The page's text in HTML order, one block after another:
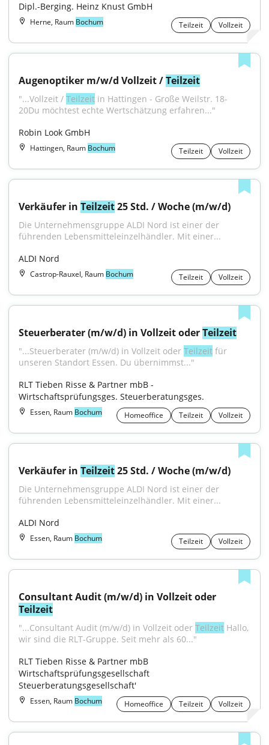
Dipl.-Berging. Heinz Knust GmbH
Herne, Raum Bochum Teilzeit Vollzeit
Augenoptiker m/w/d Vollzeit / Teilzeit
"...Vollzeit / Teilzeit in Hattingen - Große Weilstr. 18-
20Du möchtest echte Wertschätzung erfahren..."
Robin Look GmbH
Hattingen, Raum Bochum Teilzeit Vollzeit
Verkäufer in Teilzeit 25 Std. / Woche (m/w/d)
Die Unternehmensgruppe ALDI Nord ist einer der
führenden Lebensmitteleinzelhändler. Mit einer...
ALDI Nord
Castrop-Rauxel, Raum Bochum Teilzeit Vollzeit
Steuerberater (m/w/d) in Vollzeit oder Teilzeit
"...Steuerberater (m/w/d) in Vollzeit oder Teilzeit für
unseren Standort Essen. Du übernimmst..."
RLT Tieben Risse & Partner mbB -
Wirtschaftsprüfungsges. Steuerberatungsges.
Essen, Raum Bochum Homeoffice Teilzeit Vollzeit
Verkäufer in Teilzeit 25 Std. / Woche (m/w/d)
Die Unternehmensgruppe ALDI Nord ist einer der
führenden Lebensmitteleinzelhändler. Mit einer...
ALDI Nord
Essen, Raum Bochum Teilzeit Vollzeit
Teilzeit
"...Consultant Audit (m/w/d) in Vollzeit oder Teilzeit Hallo,
wir sind die RLT-Gruppe. Seit mehr als 60..."
RLT Tieben Risse & Partner mbB
Wirtschaftsprüfungsgesellschaft
Steuerberatungsgesellschaft'
Essen, Raum Bochum Homeoffice Teilzeit Vollzeit